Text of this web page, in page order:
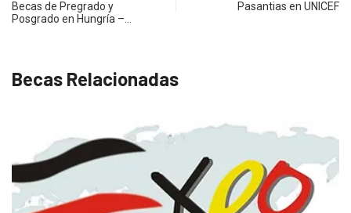
Becas de Pregrado y
Posgrado en Hungría –…
Pasantias en UNICEF
Becas Relacionadas